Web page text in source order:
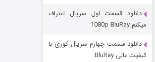
دانلود قسمت اول سریال اعتراف
میکنم 1080p BluRay
دانلود قسمت چهارم سریال کوری با
کیفیت عالی BluRay